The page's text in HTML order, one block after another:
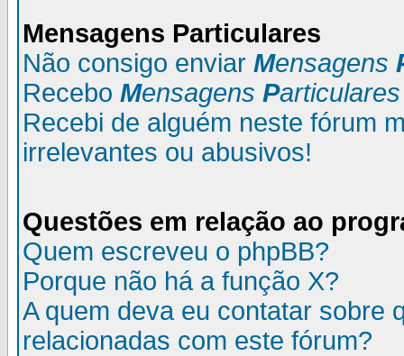
Mensagens Particulares
Não consigo enviar Mensagens
Recebo Mensagens Particulares
Recebi de alguém neste fórum
irrelevantes ou abusivos!
Questões em relação ao
Quem escreveu o phpBB?
Porque não há a função X?
A quem deva eu contatar sobre
relacionadas com este fórum?